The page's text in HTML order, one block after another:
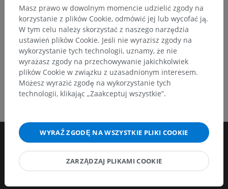
POBIERZ APLIKACJĘ
Masz prawo w dowolnym momencie udzielić zgody na
korzystanie z plików Cookie, odmówić jej lub wycofać ją.
W tym celu należy skorzystać z naszego narzędzia
ustawień plików Cookie. Jeśli nie wyrazisz zgody na
wykorzystanie tych technologii, uznamy, że nie
wyrażasz zgody na przechowywanie jakichkolwiek
plików Cookie w związku z uzasadnionym interesem.
Możesz wyrazić zgodę na wykorzystanie tych
technologii, klikając „Zaakceptuj wszystkie”.
WYRAŹ ZGODĘ NA WSZYSTKIE PLIKI COOKIE
ZARZĄDZAJ PLIKAMI COOKIE